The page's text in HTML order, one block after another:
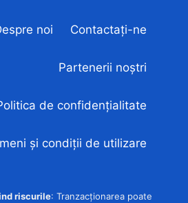
noi Contactați-ne
Partenerii noștri
de confidențialitate
și condiții de utilizare
riscurile: Tranzacționarea poate